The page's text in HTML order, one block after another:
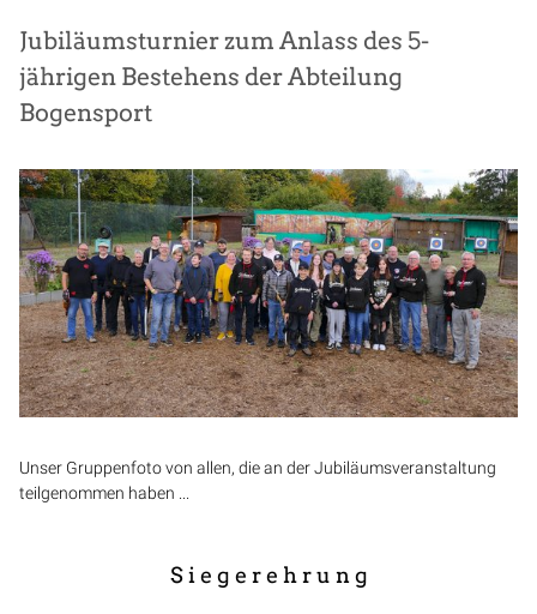
Jubiläumsturnier zum Anlass des 5-
jährigen Bestehens der Abteilung
Bogensport
Unser Gruppenfoto von allen, die an der Jubiläumsveranstaltung
teilgenommen haben ...
S i e g e r e h r u n g